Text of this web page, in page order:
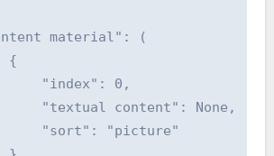
material": (
{
"index": 0,
"textual content": None,
"sort": "picture"